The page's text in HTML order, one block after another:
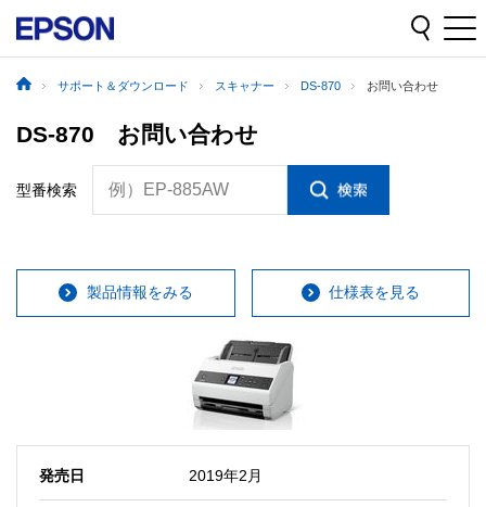
サポート＆ダウンロード スキャナー DS-870 お問い合わせ
DS-870 お問い合わせ
型番検索 例）EP-885AW
製品情報をみる 仕様表を見る
発売日 2019年2月